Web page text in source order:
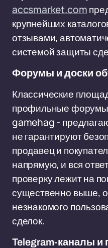
accsmarket.com
крупнейших
отзывами,
системой защиты
Форумы и доски
Классические
профильные форумы
gamehag -
не гарантируют
продавец и
напрямую, и вся
проверку лежит на
существенно выше,
незнакомого
сделок.
Telegram-каналы и